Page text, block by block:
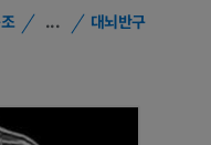
...
대뇌반구